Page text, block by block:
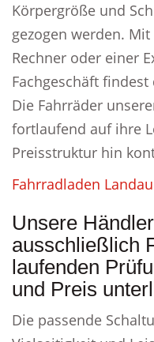
Körpergröße und
gezogen werden.
Rechner oder einer
Fachgeschäft
Die Fahrräder
fortlaufend auf ihre
Preisstruktur hin
Fahrradladen Landau
Unsere
ausschließlich
laufenden
und Preis
Die passende